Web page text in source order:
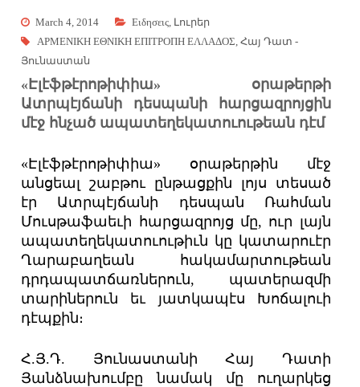
March 4, 2014 Eιδησεις Լուրեր
ΑΡΜΕΝΙΚΗ ΕΘΝΙΚΗ ΕΠΙΤΡΟΠΗ ΕΛΛΑΔΟΣ ,Հայ Դատ -
Յունաստան
«Էլէֆթէրոթիփիա» օրաթերթի
Ատրպէյճանի դեսպանի հարցազրոյցին
մէջ հնչած ապատեղեկատուութեան դէմ
«Էլէֆթէրոթիփիա» օրաթերթին մէջ
անցեալ շաբթու ընթացքին լոյս տեսած
էր Ատրպէյճանի դեսպան Ռահման
Մուսթաֆաեւի հարցազրոյց մը, ուր լայն
ապատեղեկատուութիւն կը կատարուէր
Ղարաբաղեան հակամարտութեան
դրդապատճառներուն, պատերազմի
տարիներուն եւ յատկապէս Խոճալուի
դէպքին։
Հ.Յ.Դ. Յունաստանի Հայ Դատի
Յանձնախումբը նամակ մը ուղարկեց